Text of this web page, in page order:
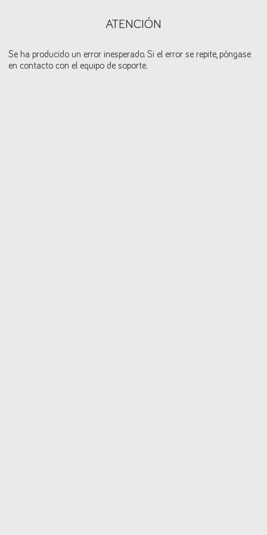
ATENCIÓN
Se ha producido un error inesperado. Si el error se repite, póngase
en contacto con el equipo de soporte.